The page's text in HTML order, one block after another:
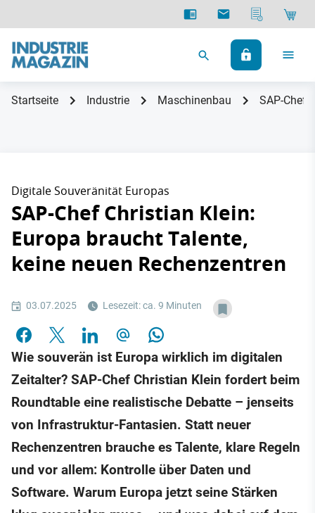
Startseite Industrie Maschinenbau SAP-Chef
Digitale Souveränität Europas
SAP-Chef Christian Klein:
Europa braucht Talente,
keine neuen Rechenzentren
03.07.2025 Lesezeit: ca. 9 Minuten
Wie souverän ist Europa wirklich im digitalen
Zeitalter? SAP-Chef Christian Klein fordert beim
Roundtable eine realistische Debatte – jenseits
von Infrastruktur-Fantasien. Statt neuer
Rechenzentren brauche es Talente, klare Regeln
und vor allem: Kontrolle über Daten und
Software. Warum Europa jetzt seine Stärken